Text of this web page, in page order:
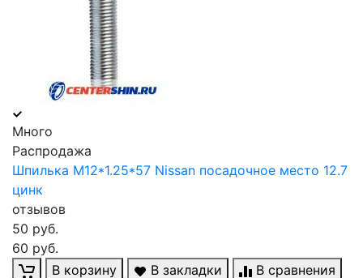
Много
Распродажа
Шпилька М12*1.25*57 Nissan посадочное место 12.7
цинк
отзывов
50 руб.
60 руб.
В корзину
В закладки В сравнения